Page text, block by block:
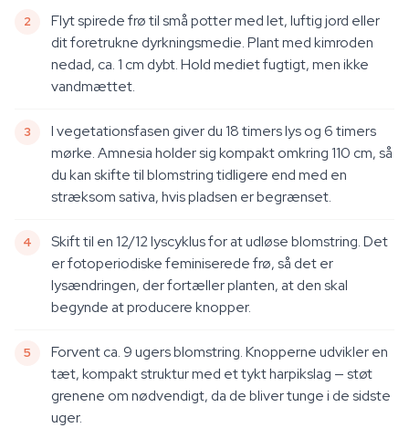
Flyt spirede frø til små potter med let, luftig jord eller
dit foretrukne dyrkningsmedie. Plant med kimroden
nedad, ca. 1 cm dybt. Hold mediet fugtigt, men ikke
vandmættet.
I vegetationsfasen giver du 18 timers lys og 6 timers
mørke. Amnesia holder sig kompakt omkring 110 cm, så
du kan skifte til blomstring tidligere end med en
stræksom sativa, hvis pladsen er begrænset.
Skift til en 12/12 lyscyklus for at udløse blomstring. Det
er fotoperiodiske feminiserede frø, så det er
lysændringen, der fortæller planten, at den skal
begynde at producere knopper.
Forvent ca. 9 ugers blomstring. Knopperne udvikler en
tæt, kompakt struktur med et tykt harpikslag — støt
grenene om nødvendigt, da de bliver tunge i de sidste
uger.